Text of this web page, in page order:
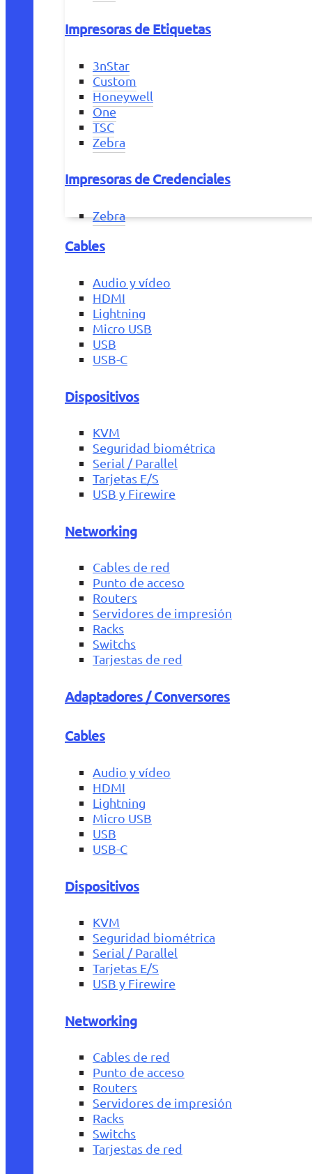
Impresoras de Etiquetas
3nStar
Custom
Honeywell
One
TSC
Zebra
Impresoras de Credenciales
Zebra
Cables
Audio y vídeo
HDMI
Lightning
Micro USB
USB
USB-C
Dispositivos
KVM
Seguridad biométrica
Serial / Parallel
Tarjetas E/S
USB y Firewire
Networking
Cables de red
Punto de acceso
Routers
Servidores de impresión
Racks
Switchs
Tarjestas de red
Adaptadores / Conversores
Cables
Audio y vídeo
HDMI
Lightning
Micro USB
USB
USB-C
Dispositivos
KVM
Seguridad biométrica
Serial / Parallel
Tarjetas E/S
USB y Firewire
Networking
Cables de red
Punto de acceso
Routers
Servidores de impresión
Racks
Switchs
Tarjestas de red